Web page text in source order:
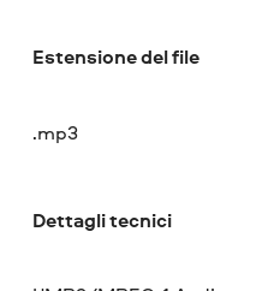
Estensione del file
.mp3
Dettagli tecnici